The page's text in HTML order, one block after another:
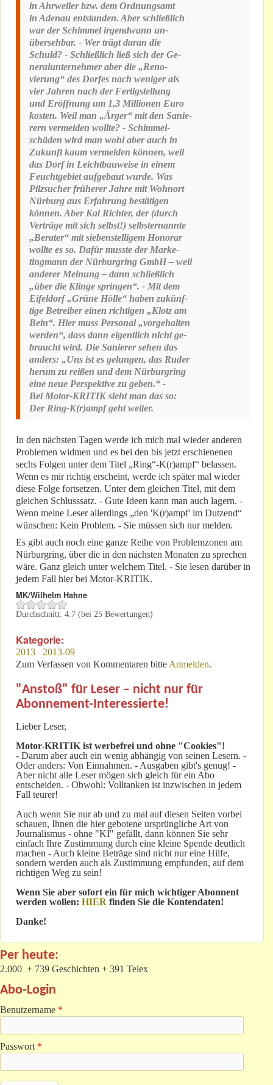
in Ahrweiler bzw. dem Ordnungsamt
in Adenau entstanden. Aber schließlich
war der Schimmel irgendwann un-
übersehbar. - Wer trägt daran die
Schuld? - Schließlich ließ sich der Ge-
neralunternehmer aber die „Reno-
vierung“ des Dorfes nach weniger als
vier Jahren nach der Fertigstellung
und Eröffnung um 1,3 Millionen Euro
kosten. Weil man „Ärger“ mit den Sanie-
rern vermeiden wollte? - Schimmel-
schäden wird man wohl aber auch in
Zukunft kaum vermeiden können, weil
das Dorf in Leichtbauweise in einem
Feuchtgebiet aufgebaut wurde. Was
Pilzsucher früherer Jahre mit Wohnort
Nürburg aus Erfahrung bestätigen
können. Aber Kai Richter, der (durch
Verträge mit sich selbst!) selbsternannte
„Berater“ mit siebenstelligem Honorar
wollte es so. Dafür musste der Marke-
tingmann der Nürburgring GmbH – weil
anderer Meinung – dann schließlich
„über die Klinge springen“. - Mit dem
Eifeldorf „Grüne Hölle“ haben zukünf-
tige Betreiber einen richtigen „Klotz am
Bein“. Hier muss Personal „vorgehalten
werden“, dass dann eigentlich nicht ge-
braucht wird. Die Sanierer sehen das
anders: „Uns ist es gelungen, das Ruder
herum zu reißen und dem Nürburgring
eine neue Perspektive zu geben.“ -
Bei Motor-KRITIK sieht man das so:
Der Ring-K(r)ampf geht weiter.
In den nächsten Tagen werde ich mich mal wieder anderen
Problemen widmen und es bei den bis jetzt erschienenen
sechs Folgen unter dem Titel „Ring“-K(r)ampf“ belassen.
Wenn es mir richtig erscheint, werde ich später mal wieder
diese Folge fortsetzen. Unter dem gleichen Titel, mit dem
gleichen Schlusssatz. - Gute Ideen kann man auch lagern. -
Wenn meine Leser allerdings „den 'K(r)ampf' im Dutzend“
wünschen: Kein Problem. - Sie müssen sich nur melden.
Es gibt auch noch eine ganze Reihe von Problemzonen am
Nürburgring, über die in den nächsten Monaten zu sprechen
wäre. Ganz gleich unter welchem Titel. - Sie lesen darüber in
jedem Fall hier bei Motor-KRITIK.
MK/Wilhelm Hahne
Durchschnitt: 4.7 (bei 25 Bewertungen)
Kategorie:
2013
2013-09
Zum Verfassen von Kommentaren bitte Anmelden.
"Anstoß" für Leser – nicht nur für
Abonnement-Interessierte!
Lieber Leser,
Motor-KRITIK ist werbefrei und ohne "Cookies"!
- Darum aber auch ein wenig abhängig von seinen Lesern. -
Oder anders: Von Einnahmen. - Ausgaben gibt's genug! -
Aber nicht alle Leser mögen sich gleich für ein Abo
entscheiden. - Obwohl: Volltanken ist inzwischen in jedem
Fall teurer!
Auch wenn Sie nur ab und zu mal auf diesen Seiten vorbei
schauen, Ihnen die hier gebotene ursprüngliche Art von
Journalismus - ohne "KI" gefällt, dann können Sie sehr
einfach Ihre Zustimmung durch eine kleine Spende deutlich
machen - Auch kleine Beträge sind nicht nur eine Hilfe,
sondern werden auch als Zustimmung empfunden, auf dem
richtigen Weg zu sein!
Wenn Sie aber sofort ein für mich wichtiger Abonnent
werden wollen: HIER finden Sie die Kontendaten!
Danke!
Per heute:
2.000 + 739 Geschichten + 391 Telex
Abo-Login
Benutzername *
Passwort *